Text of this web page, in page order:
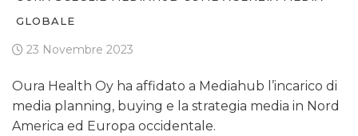
GLOBALE
23 Novembre 2023
Oura Health Oy ha affidato a Mediahub l’incarico di
media planning, buying e la strategia media in Nord
America ed Europa occidentale.